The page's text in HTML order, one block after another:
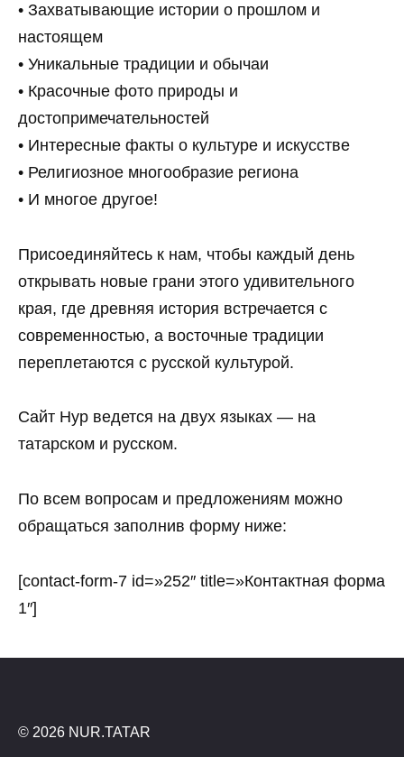
• Захватывающие истории о прошлом и
настоящем
• Уникальные традиции и обычаи
• Красочные фото природы и
достопримечательностей
• Интересные факты о культуре и искусстве
• Религиозное многообразие региона
• И многое другое!
Присоединяйтесь к нам, чтобы каждый день
открывать новые грани этого удивительного
края, где древняя история встречается с
современностью, а восточные традиции
переплетаются с русской культурой.
Сайт Нур ведется на двух языках — на
татарском и русском.
По всем вопросам и предложениям можно
обращаться заполнив форму ниже:
[contact-form-7 id=»252″ title=»Контактная форма
1″]
© 2026 NUR.TATAR